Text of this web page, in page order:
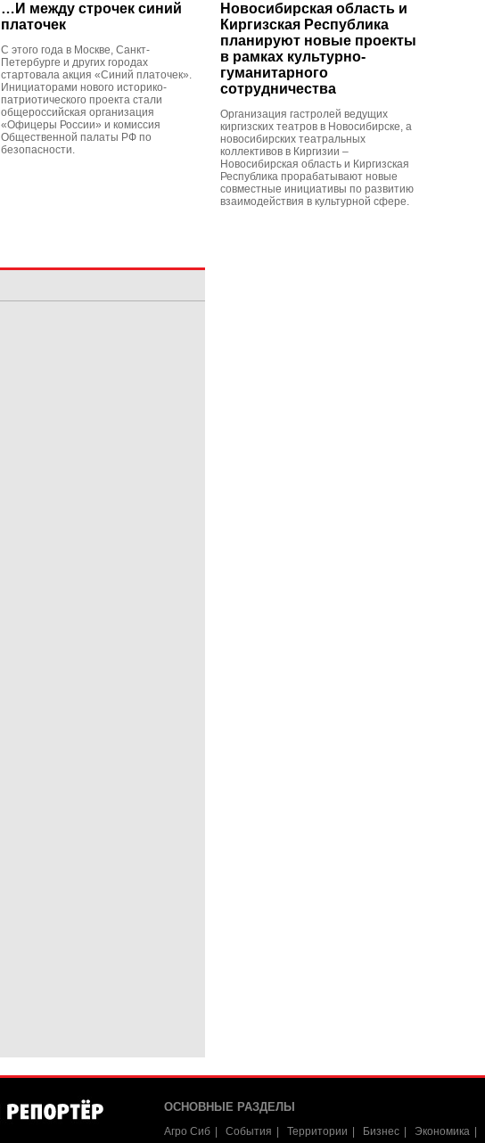
…И между строчек синий
платочек
С этого года в Москве, Санкт-
Петербурге и других городах
стартовала акция «Синий платочек».
Инициаторами нового историко-
патриотического проекта стали
общероссийская организация
«Офицеры России» и комиссия
Общественной палаты РФ по
безопасности.
Новосибирская область и
Киргизская Республика
планируют новые проекты
в рамках культурно-
гуманитарного
сотрудничества
Организация гастролей ведущих
киргизских театров в Новосибирске, а
новосибирских театральных
коллективов в Киргизии –
Новосибирская область и Киргизская
Республика прорабатывают новые
совместные инициативы по развитию
взаимодействия в культурной сфере.
ОСНОВНЫЕ РАЗДЕЛЫ
Агро Сиб События Территории Бизнес
Экономика